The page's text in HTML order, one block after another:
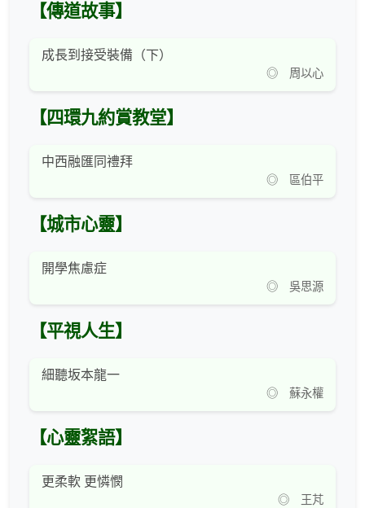
【傳道故事】
成長到接受裝備（下）
◎ 周以心
【四環九約賞教堂】
中西融匯同禮拜
◎ 區伯平
【城市心靈】
開學焦慮症
◎ 吳思源
【平視人生】
細聽坂本龍一
◎ 蘇永權
【心靈絮語】
更柔軟 更憐憫
◎ 王芃